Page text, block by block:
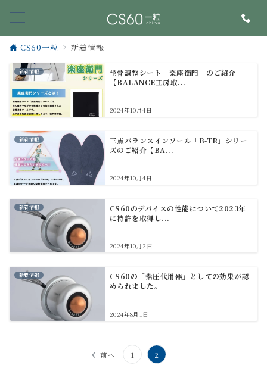
CS60一粒 新着情報
新着情報
坐骨調整シート「楽座衛門」のご紹介
【BALANCE工房取...
2024年10月4日
新着情報
三点バランスインソール「B-TR」シリー
ズのご紹介【BA...
2024年10月4日
新着情報
CS60のデバイスの性能について2023年
に特許を取得し...
2024年10月2日
新着情報
CS60の「指圧代用器」としての効果が認
められました。
2024年8月1日
前へ 1 2